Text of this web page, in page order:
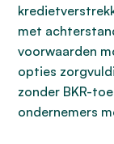
met
voorwaarden
opties
zonder BKR-
ondernemers